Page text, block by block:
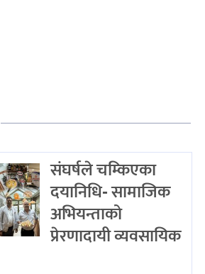
संघर्षले चम्किएका
दयानिधि- सामाजिक
अभियन्ताको
प्रेरणादायी व्यवसायिक